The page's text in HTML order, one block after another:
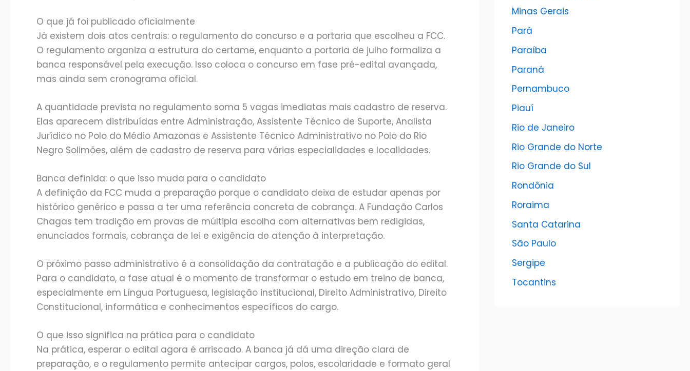
O que já foi publicado oficialmente
Já existem dois atos centrais: o regulamento do concurso e a portaria que escolheu a FCC.
O regulamento organiza a estrutura do certame, enquanto a portaria de julho formaliza a
banca responsável pela execução. Isso coloca o concurso em fase pré-edital avançada,
mas ainda sem cronograma oficial.
A quantidade prevista no regulamento soma 5 vagas imediatas mais cadastro de reserva.
Elas aparecem distribuídas entre Administração, Assistente Técnico de Suporte, Analista
Jurídico no Polo do Médio Amazonas e Assistente Técnico Administrativo no Polo do Rio
Negro Solimões, além de cadastro de reserva para várias especialidades e localidades.
Banca definida: o que isso muda para o candidato
A definição da FCC muda a preparação porque o candidato deixa de estudar apenas por
histórico genérico e passa a ter uma referência concreta de cobrança. A Fundação Carlos
Chagas tem tradição em provas de múltipla escolha com alternativas bem redigidas,
enunciados formais, cobrança de lei e exigência de atenção à interpretação.
O próximo passo administrativo é a consolidação da contratação e a publicação do edital.
Para o candidato, a fase atual é o momento de transformar o estudo em treino de banca,
especialmente em Língua Portuguesa, legislação institucional, Direito Administrativo, Direito
Constitucional, informática e conhecimentos específicos do cargo.
O que isso significa na prática para o candidato
Na prática, esperar o edital agora é arriscado. A banca já dá uma direção clara de
preparação, e o regulamento permite antecipar cargos, polos, escolaridade e formato geral
Minas Gerais
Pará
Paraíba
Paraná
Pernambuco
Piauí
Rio de Janeiro
Rio Grande do Norte
Rio Grande do Sul
Rondônia
Roraima
Santa Catarina
São Paulo
Sergipe
Tocantins